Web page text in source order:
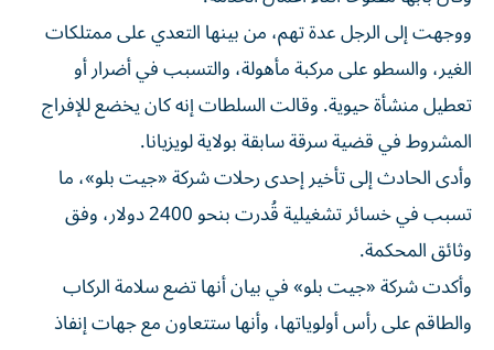
ووجهت إلى الرجل عدة تهم، من بينها التعدي على ممتلكات
الغير، والسطو على مركبة مأهولة، والتسبب في أضرار أو
تعطيل منشأة حيوية. وقالت السلطات إنه كان يخضع للإفراج
المشروط في قضية سرقة سابقة بولاية لويزيانا.
وأدى الحادث إلى تأخير إحدى رحلات شركة «جيت بلو»، ما
تسبب في خسائر تشغيلية قُدرت بنحو 2400 دولار، وفق
وثائق المحكمة.
وأكدت شركة «جيت بلو» في بيان أنها تضع سلامة الركاب
والطاقم على رأس أولوياتها، وأنها ستتعاون مع جهات إنفاذ